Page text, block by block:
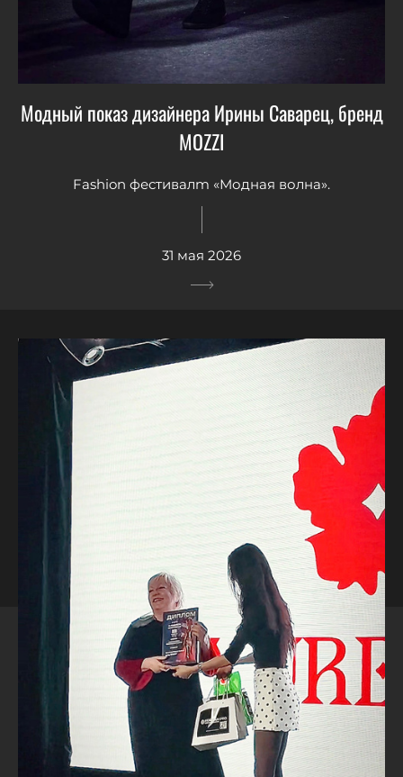
Модный показ дизайнера Ирины Саварец, бренд
MOZZI
Fashion фестивалm «Модная волна».
31 мая 2026